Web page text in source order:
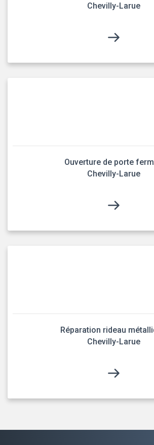
Chevilly-Larue
Ouverture de porte
Chevilly-Larue
Réparation rideau
Chevilly-Larue